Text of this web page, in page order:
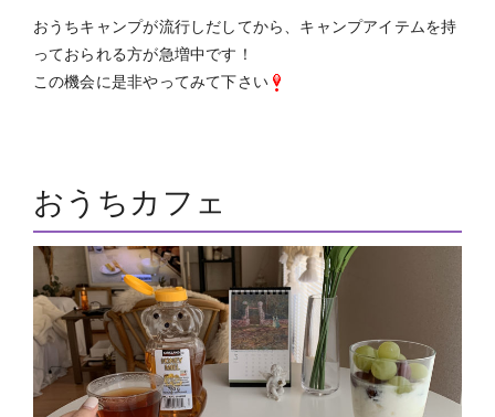
おうちキャンプが流行しだしてから、キャンプアイテムを持
っておられる方が急増中です！
この機会に是非やってみて下さい
おうちカフェ